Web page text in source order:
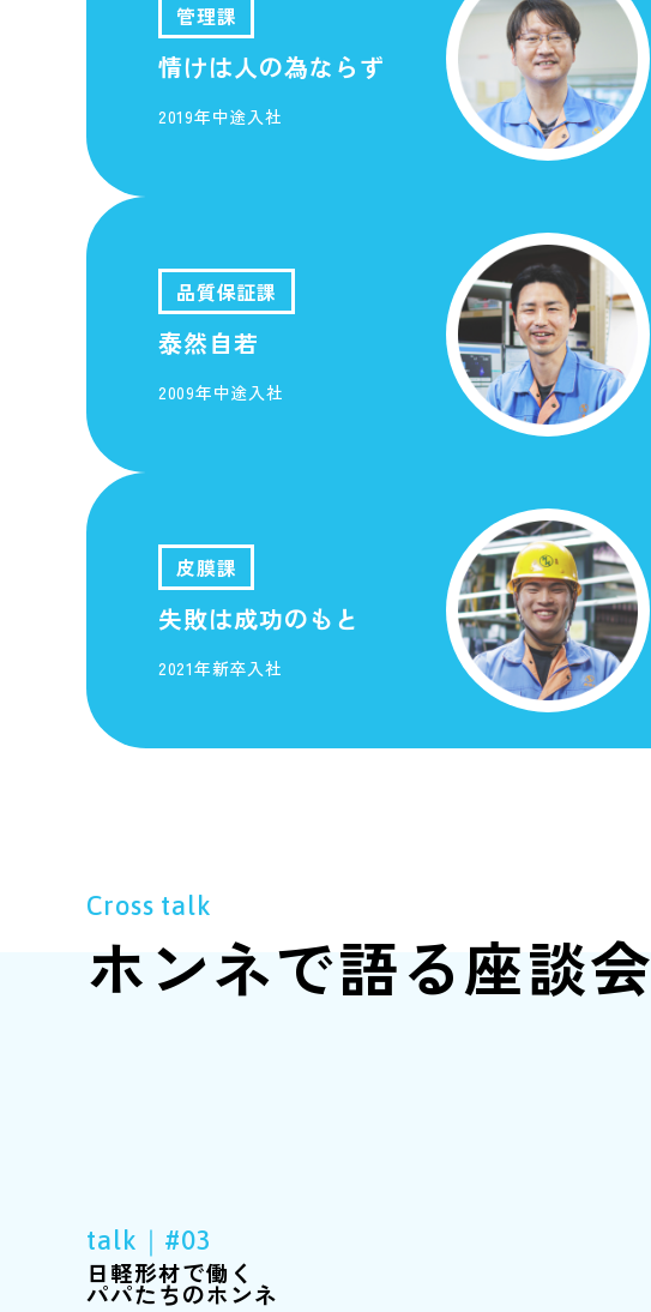
管理課
情けは人の為ならず
2019年中途入社
品質保証課
泰然自若
2009年中途入社
皮膜課
失敗は成功のもと
2021年新卒入社
Cross talk
ホンネで語る座談会
talk｜#03
日軽形材で働く
パパたちのホンネ